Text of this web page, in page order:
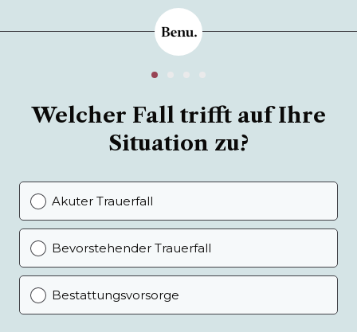
Welcher Fall trifft auf Ihre
Situation zu?
Akuter Trauerfall
Bevorstehender Trauerfall
Bestattungsvorsorge